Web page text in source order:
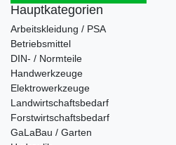
Hauptkategorien
Arbeitskleidung / PSA
Betriebsmittel
DIN- / Normteile
Handwerkzeuge
Elektrowerkzeuge
Landwirtschaftsbedarf
Forstwirtschaftsbedarf
GaLaBau / Garten